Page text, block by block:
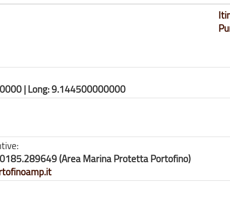
| Long: 9.144500000000
0185.289649 (Area Marina Protetta Portofino)